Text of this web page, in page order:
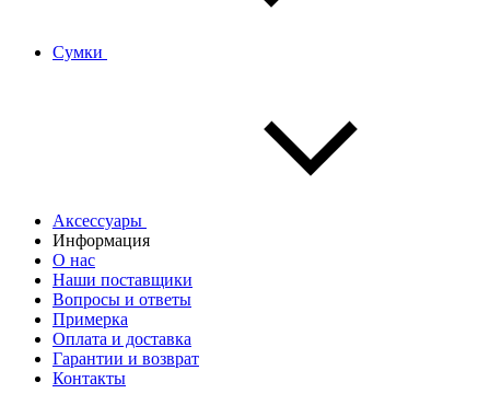
Сумки
Аксессуары
Информация
О нас
Наши поставщики
Вопросы и ответы
Примерка
Оплата и доставка
Гарантии и возврат
Контакты